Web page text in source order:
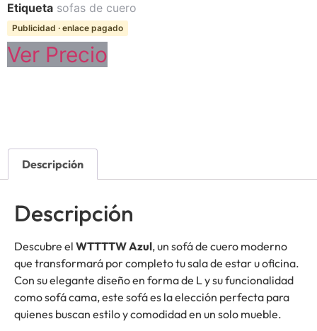
Etiqueta sofas de cuero
Publicidad · enlace pagado
Ver Precio
Descripción
Descripción
Descubre el WTTTTW Azul, un sofá de cuero moderno
que transformará por completo tu sala de estar u oficina.
Con su elegante diseño en forma de L y su funcionalidad
como sofá cama, este sofá es la elección perfecta para
quienes buscan estilo y comodidad en un solo mueble.